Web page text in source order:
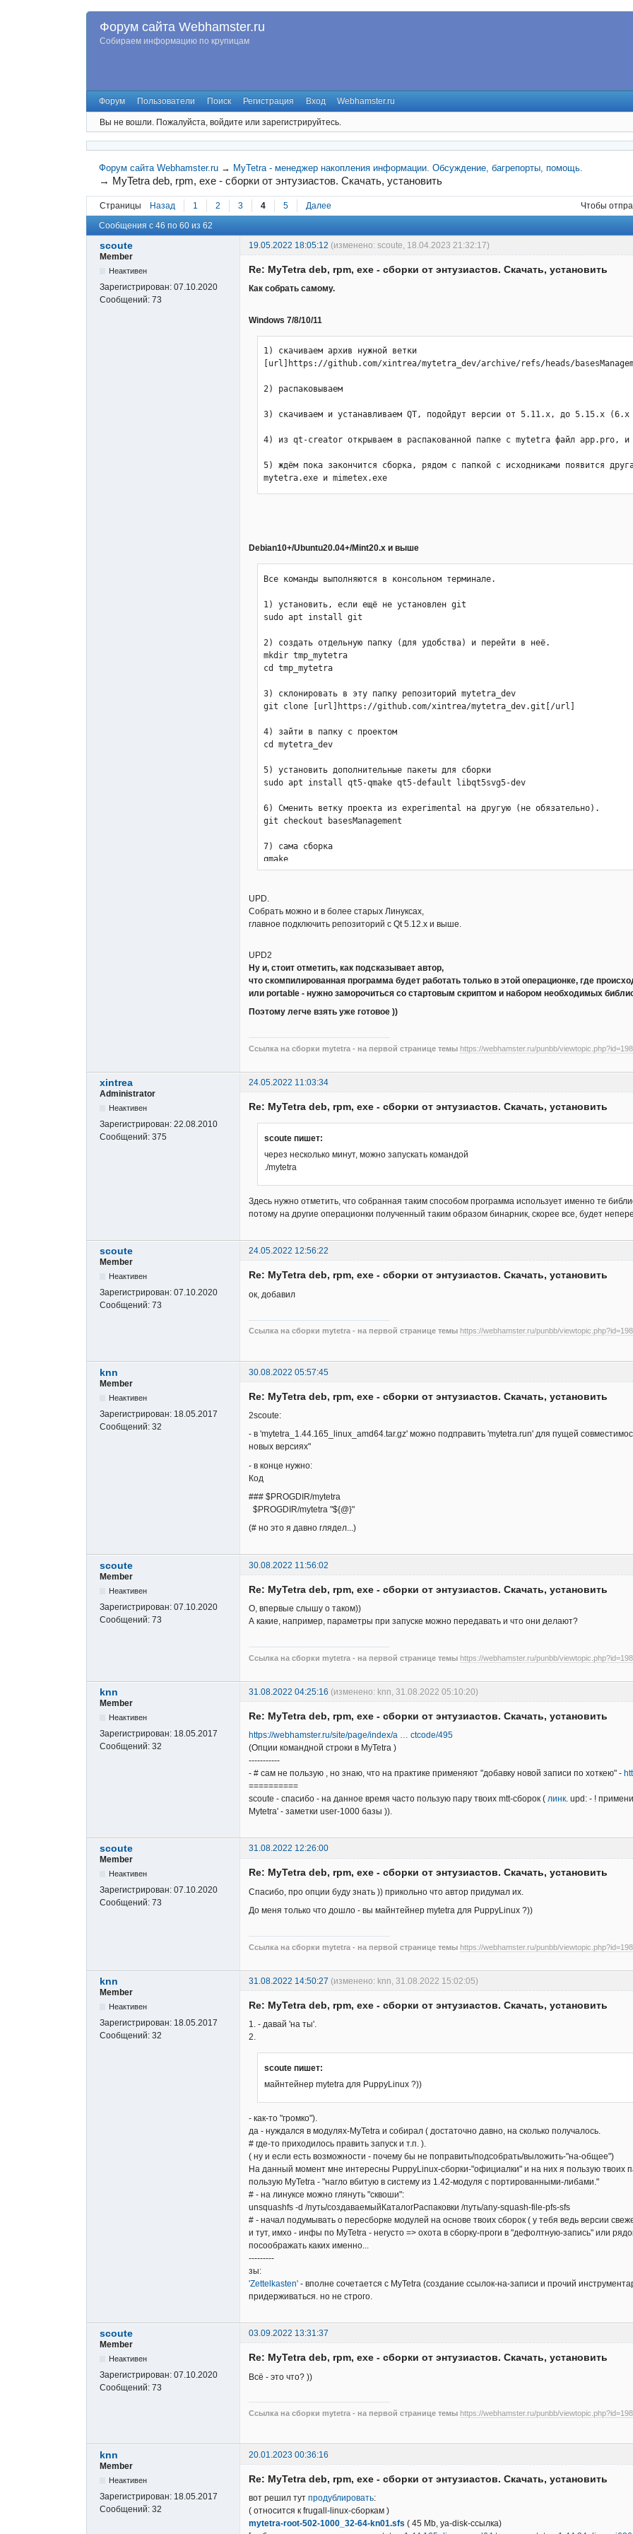
Форум сайта Webhamster.ru
Собираем информацию по крупицам
Форум Пользователи Поиск Регистрация Вход Webhamster.ru
Вы не вошли. Пожалуйста, войдите или зарегистрируйтесь.
Форум сайта Webhamster.ru → MyTetra - менеджер накопления информации. Обсуждение, багрепорты, помощь.
→ MyTetra deb, rpm, exe - сборки от энтузиастов. Скачать, установить
Страницы Назад 1 2 3 4 5 Далее Чтобы
Сообщения с 46 по 60 из 62
scoute 19.05.2022 18:05:12 (изменено: scoute, 18.04.2023 21:32:17)
Member
Неактивен
Зарегистрирован: 07.10.2020
Сообщений: 73
Re: MyTetra deb, rpm, exe - сборки от энтузиастов. Скачать, установить
Как собрать самому.
Windows 7/8/10/11
1) скачиваем архив нужной ветки
[url]https://github.com/xintrea/mytetra_dev/archive/refs/heads/
2) распаковываем
3) скачиваем и устанавливаем QT, подойдут версии от 5.11.х, до 5.15.х (6.х
4) из qt-creator открываем в распакованной папке с mytetra файл app.pro, и
5) ждём пока закончится сборка, рядом с папкой с исходниками появится
mytetra.exe и mimetex.exe
Debian10+/Ubuntu20.04+/Mint20.x и выше
Все команды выполняются в консольном терминале.
1) установить, если ещё не установлен git
sudo apt install git
2) создать отдельную папку (для удобства) и перейти в неё.
mkdir tmp_mytetra
cd tmp_mytetra
3) склонировать в эту папку репозиторий mytetra_dev
git clone [url]https://github.com/xintrea/mytetra_dev.git[/url]
4) зайти в папку с проектом
cd mytetra_dev
5) установить дополнительные пакеты для сборки
sudo apt install qt5-qmake qt5-default libqt5svg5-dev
6) Сменить ветку проекта из experimental на другую (не обязательно).
git checkout basesManagement
7) сама сборка
qmake
make -j4        (вместо цифры 4 поставьте сколько у вас ядер процессора
через несколько минут, можно запускать командой
./mytetra
UPD.
Собрать можно и в более старых Линуксах,
главное подключить репозиторий с Qt 5.12.x и выше.
UPD2
Ну и, стоит отметить, как подсказывает автор,
что скомпилированная программа будет работать только в этой операционке, где
или portable - нужно заморочиться со стартовым скриптом и набором необходимых
Поэтому легче взять уже готовое ))
Ссылка на сборки mytetra - на первой странице темы https://webhamster.ru/punbb/viewtopic.php?id=198
xintrea
24.05.2022 11:03:34
Administrator
Неактивен
Зарегистрирован: 22.08.2010
Сообщений: 375
Re: MyTetra deb, rpm, exe - сборки от энтузиастов. Скачать, установить
scoute пишет:
через несколько минут, можно запускать командой
./mytetra
Здесь нужно отметить, что собранная таким способом программа использует именно те
потому на другие операционки полученный таким образом бинарник, скорее все, будет
scoute
24.05.2022 12:56:22
Member
Неактивен
Зарегистрирован: 07.10.2020
Сообщений: 73
Re: MyTetra deb, rpm, exe - сборки от энтузиастов. Скачать, установить
ок, добавил
Ссылка на сборки mytetra - на первой странице темы https://webhamster.ru/punbb/viewtopic.php?id=198
knn
30.08.2022 05:57:45
Member
Неактивен
Зарегистрирован: 18.05.2017
Сообщений: 32
Re: MyTetra deb, rpm, exe - сборки от энтузиастов. Скачать, установить
2scoute:
- в 'mytetra_1.44.165_linux_amd64.tar.gz' можно подправить 'mytetra.run' для пущей
новых версиях"
- в конце нужно:
Код
### $PROGDIR/mytetra
$PROGDIR/mytetra "${@}"
(# но это я давно глядел...)
scoute
30.08.2022 11:56:02
Member
Неактивен
Зарегистрирован: 07.10.2020
Сообщений: 73
Re: MyTetra deb, rpm, exe - сборки от энтузиастов. Скачать, установить
О, впервые слышу о таком))
А какие, например, параметры при запуске можно передавать и что они делают?
Ссылка на сборки mytetra - на первой странице темы https://webhamster.ru/punbb/viewtopic.php?id=198
knn 31.08.2022 04:25:16 (изменено: knn, 31.08.2022 05:10:20)
Member
Неактивен
Зарегистрирован: 18.05.2017
Сообщений: 32
Re: MyTetra deb, rpm, exe - сборки от энтузиастов. Скачать, установить
https://webhamster.ru/site/page/index/a … ctcode/495
(Опции командной строки в MyTetra )
-----------
- # сам не пользую , но знаю, что на практике применяют "добавку новой записи по хоткею" -
==========
scoute - спасибо - на данное время часто пользую пару твоих mtt-сборок ( линк. upd: - !
Mytetra' - заметки user-1000 базы )).
scoute
31.08.2022 12:26:00
Member
Неактивен
Зарегистрирован: 07.10.2020
Сообщений: 73
Re: MyTetra deb, rpm, exe - сборки от энтузиастов. Скачать, установить
Спасибо, про опции буду знать )) прикольно что автор придумал их.
До меня только что дошло - вы майнтейнер mytetra для PuppyLinux ?))
Ссылка на сборки mytetra - на первой странице темы https://webhamster.ru/punbb/viewtopic.php?id=198
knn 31.08.2022 14:50:27 (изменено: knn, 31.08.2022 15:02:05)
Member
Неактивен
Зарегистрирован: 18.05.2017
Сообщений: 32
Re: MyTetra deb, rpm, exe - сборки от энтузиастов. Скачать, установить
1. - давай 'на ты'.
2.
scoute пишет:
майнтейнер mytetra для PuppyLinux ?))
- как-то "громко").
да - нуждался в модулях-MyTetra и собирал ( достаточно давно, на сколько получалось.
# где-то приходилось править запуск и т.п. ).
( ну и если есть возможности - почему бы не поправить/подсобрать/выложить-"на-общее")
На данный момент мне интересны PuppyLinux-сборки-"официалки" и на них я пользую твоих
пользую MyTetra - "нагло вбитую в систему из 1.42-модуля с портированными-либами."
# - на линуксе можно глянуть "сквоши":
unsquashfs -d /путь/создаваемыйКаталогРаспаковки /путь/any-squash-file-pfs-sfs
# - начал подумывать о пересборке модулей на основе твоих сборок ( у тебя ведь версии
и тут, имхо - инфы по MyTetra - негусто => охота в сборку-проги в "дефолтную-запись" или
посоображать каких именно...
---------
зы:
'Zettelkasten' - вполне сочетается с MyTetra (создание ссылок-на-записи и прочий
придерживаться. но не строго.
scoute
03.09.2022 13:31:37
Member
Неактивен
Зарегистрирован: 07.10.2020
Сообщений: 73
Re: MyTetra deb, rpm, exe - сборки от энтузиастов. Скачать, установить
Всё - это что? ))
Ссылка на сборки mytetra - на первой странице темы https://webhamster.ru/punbb/viewtopic.php?id=198
knn
20.01.2023 00:36:16
Member
Неактивен
Зарегистрирован: 18.05.2017
Сообщений: 32
Re: MyTetra deb, rpm, exe - сборки от энтузиастов. Скачать, установить
вот решил тут продублировать:
( относится к frugall-linux-сборкам )
mytetra-root-502-1000_32-64-kn01.sfs ( 45 Mb, ya-disk-ссылка)